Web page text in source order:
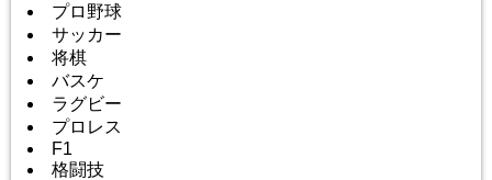
プロ野球
サッカー
将棋
バスケ
ラグビー
プロレス
F1
格闘技